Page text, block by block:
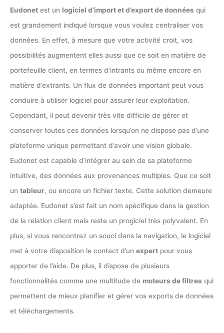
Eudonet est un logiciel d’import et d’export de données qui
est grandement indiqué lorsque vous voulez centraliser vos
données. En effet, à mesure que votre activité croit, vos
possibilités augmentent elles aussi que ce soit en matière de
portefeuille client, en termes d’intrants ou même encore en
matière d’extrants. Un flux de données important peut vous
conduire à utiliser logiciel pour assurer leur exploitation.
Cependant, il peut devenir très vite difficile de gérer et
conserver toutes ces données lorsqu’on ne dispose pas d’une
plateforme unique permettant d’avoir une vision globale.
Eudonet est capable d’intégrer au sein de sa plateforme
intuitive, des données aux provenances multiples. Que ce soit
un tableur, ou encore un fichier texte. Cette solution demeure
adaptée. Eudonet s’est fait un nom spécifique dans la gestion
de la relation client mais reste un progiciel très polyvalent. En
plus, si vous rencontrez un souci dans la navigation, le logiciel
met à votre disposition le contact d’un expert pour vous
apporter de l’aide. De plus, il dispose de plusieurs
fonctionnalités comme une multitude de moteurs de filtres qui
permettent de mieux planifier et gérer vos exports de données
et téléchargements.